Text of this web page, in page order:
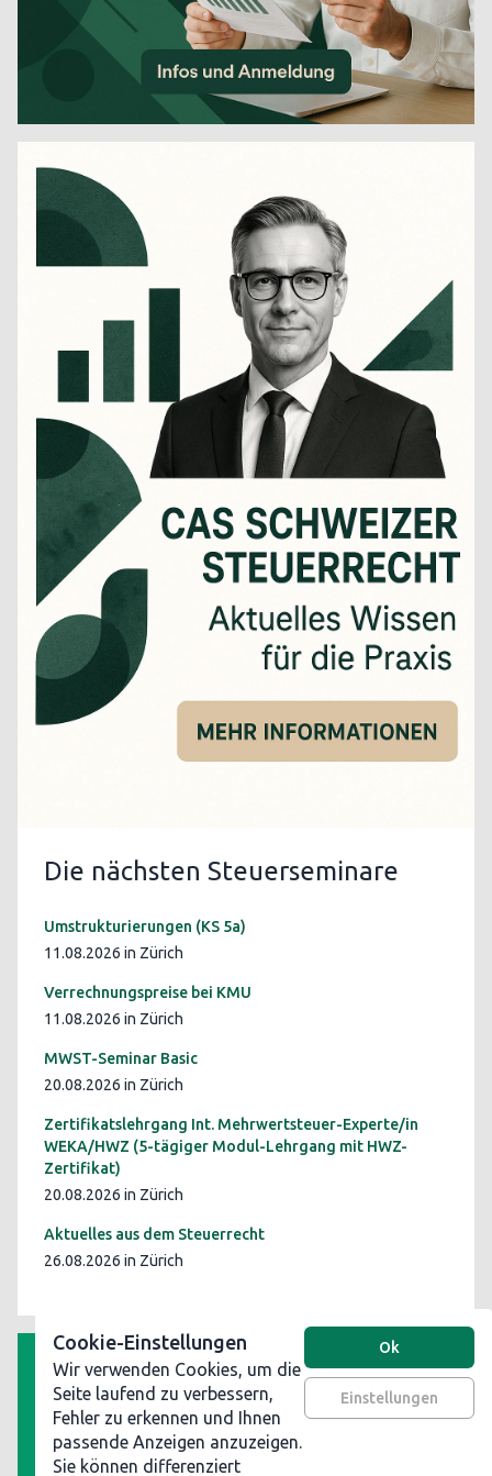
Die nächsten Steuerseminare
Umstrukturierungen (KS 5a)
11.08.2026 in Zürich
Verrechnungspreise bei KMU
11.08.2026 in Zürich
MWST-Seminar Basic
20.08.2026 in Zürich
Zertifikatslehrgang Int. Mehrwertsteuer-Experte/in
WEKA/HWZ (5-tägiger Modul-Lehrgang mit HWZ-
Zertifikat)
20.08.2026 in Zürich
Aktuelles aus dem Steuerrecht
26.08.2026 in Zürich
AGB
Datenschutz
Impressum
Cookie-Einstellungen
Wir verwenden Cookies, um die
Seite laufend zu verbessern,
Fehler zu erkennen und Ihnen
passende Anzeigen anzuzeigen.
Sie können differenziert
Ok
Einstellungen